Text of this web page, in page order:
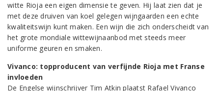
witte Rioja een eigen dimensie te geven. Hij laat zien dat je
met deze druiven van koel gelegen wijngaarden een echte
kwaliteitswijn kunt maken. Een wijn die zich onderscheidt van
het grote mondiale wittewijnaanbod met steeds meer
uniforme geuren en smaken.
Vivanco: topproducent van verfijnde Rioja met Franse
invloeden
De Engelse wijnschrijver Tim Atkin plaatst Rafael Vivanco